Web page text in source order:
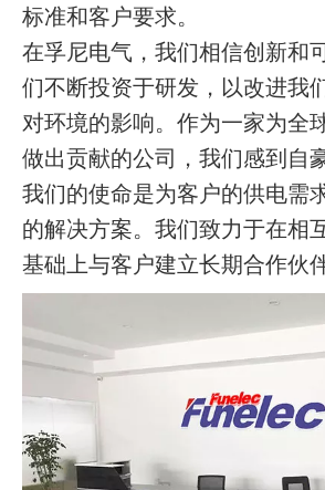
标准和客户要求。
在孚尼电气，我们相信创新和
们不断投资于研发，以改进我
对环境的影响。作为一家为全
做出贡献的公司，我们感到自豪
我们的使命是为客户的供电需
的解决方案。我们致力于在相
基础上与客户建立长期合作伙